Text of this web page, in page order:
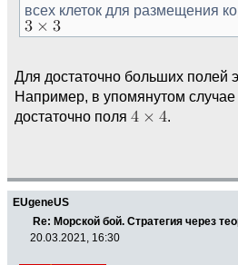
всех клеток для размещения
Для достаточно больших полей
Например, в упомянутом случае
достаточно поля
.
EUgeneUS
Re: Морской бой. Стратегия через
20.03.2021, 16:30